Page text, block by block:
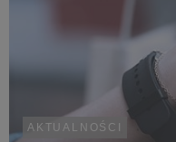
AKTUALNOŚCI